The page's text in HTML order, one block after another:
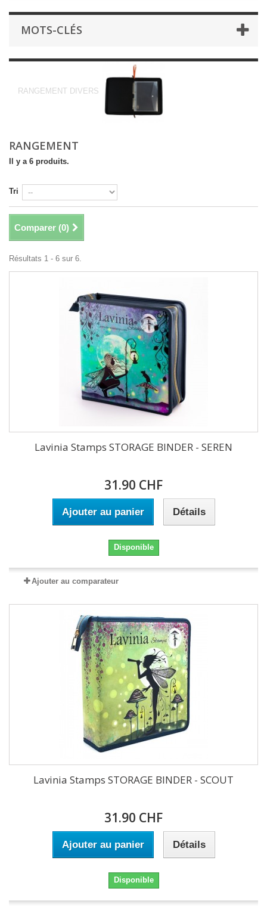
MOTS-CLÉS
RANGEMENT
RANGEMENT DIVERS
RANGEMENT
Il y a 6 produits.
Tri
Comparer (0)
Résultats 1 - 6 sur 6.
Lavinia Stamps STORAGE BINDER - SEREN
31.90 CHF
Ajouter au panier Détails
Disponible
Ajouter au comparateur
Lavinia Stamps STORAGE BINDER - SCOUT
31.90 CHF
Ajouter au panier Détails
Disponible